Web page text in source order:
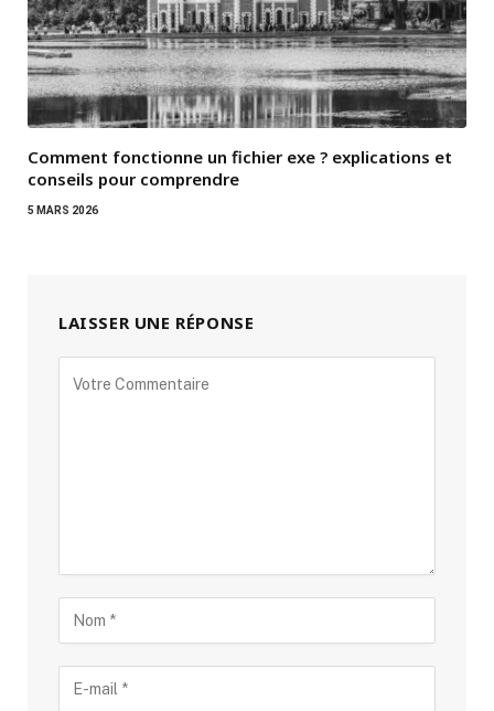
Comment fonctionne un fichier exe ? explications et
conseils pour comprendre
5 MARS 2026
LAISSER UNE RÉPONSE